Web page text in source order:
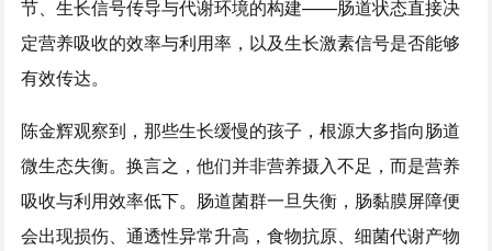
节、生长信号传导与代谢环境的构建——肠道状态直接决
定营养吸收的效率与利用率，以及生长激素信号是否能够
有效传达。
陈金辉观察到，那些生长缓慢的孩子，根源大多指向肠道
微生态失衡。换言之，他们并非营养摄入不足，而是营养
吸收与利用效率低下。肠道菌群一旦失衡，肠黏膜屏障便
会出现损伤、通透性异常升高，食物抗原、细菌代谢产物